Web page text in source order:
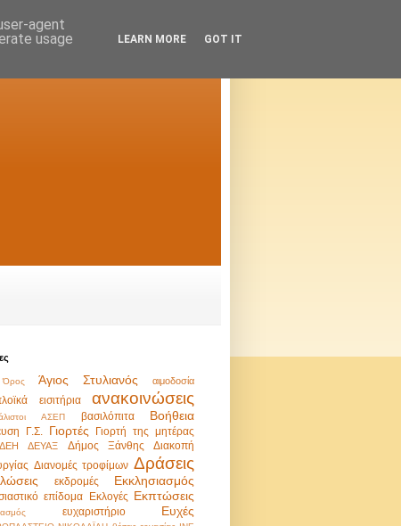
Άγιος Στυλιανός αιμοδοσία
εισιτήρια ανακοινώσεις
ΑΣΕΠ βασιλόπιτα Βοήθεια
Γ.Σ. Γιορτές
Γιορτή της μητέρας
ΔΕΗ ΔΕΥΑΞ Δήμος Ξάνθης
Διακοπή
Διανομές τροφίμων Δράσεις
εκδρομές Εκκλησιασμός
επίδομα Εκλογές Εκπτώσεις
ευχαριστήριο Ευχές
agent
usage
LEARN MORE GOT IT